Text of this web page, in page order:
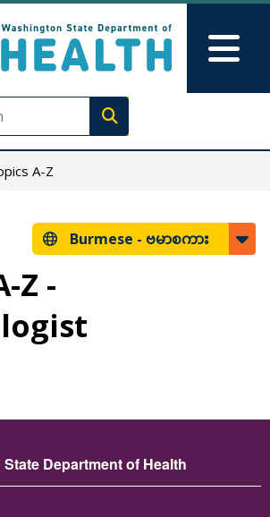
Execute search
A-Z
Burmese - ဗမာစကား
Z -
Department of Health